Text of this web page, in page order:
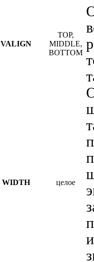
VALIGN
TOP,
MIDDLE,
BOTTOM
WIDTH целое